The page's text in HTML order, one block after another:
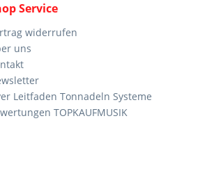
Service
widerrufen
uns
Leitfaden Tonnadeln Systeme
TOPKAUFMUSIK